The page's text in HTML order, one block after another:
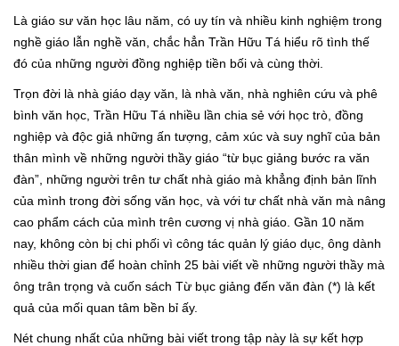
Là giáo sư văn học lâu năm, có uy tín và nhiều kinh nghiệm trong
nghề giáo lẫn nghề văn, chắc hẳn Trần Hữu Tá hiểu rõ tình thế
đó của những người đồng nghiệp tiền bối và cùng thời.
Trọn đời là nhà giáo dạy văn, là nhà văn, nhà nghiên cứu và phê
bình văn học, Trần Hữu Tá nhiều lần chia sẻ với học trò, đồng
nghiệp và độc giả những ấn tượng, cảm xúc và suy nghĩ của bản
thân mình về những người thầy giáo “từ bục giảng bước ra văn
đàn”, những người trên tư chất nhà giáo mà khẳng định bản lĩnh
của mình trong đời sống văn học, và với tư chất nhà văn mà nâng
cao phẩm cách của mình trên cương vị nhà giáo. Gần 10 năm
nay, không còn bị chi phối vì công tác quản lý giáo dục, ông dành
nhiều thời gian để hoàn chỉnh 25 bài viết về những người thầy mà
ông trân trọng và cuốn sách Từ bục giảng đến văn đàn (*) là kết
quả của mối quan tâm bền bỉ ấy.
Nét chung nhất của những bài viết trong tập này là sự kết hợp